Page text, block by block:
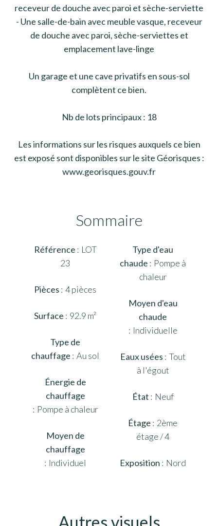
receveur de douche avec paroi et sèche-serviette
- Une salle-de-bain avec meuble vasque, receveur
de douche avec paroi, sèche-serviettes et
emplacement lave-linge
Un garage et une cave privatifs en sous-sol
complètent ce bien.
Nb de lots principaux : 18
Les informations sur les risques auxquels ce bien
est exposé sont disponibles sur le site Géorisques :
www.georisques.gouv.fr
Sommaire
Référence
LOT
23
Pièces 4 pièces
Surface 92.9 m²
Type de
chauffage Au sol
Énergie de
chauffage
Pompe à chaleur
Moyen de
chauffage
Individuel
Type d'eau
chaude
Pompe à
chaleur
Moyen d'eau
chaude
Individuelle
Eaux usées Tout
à l'égout
État Neuf
Étage
2ème
étage / 4
Exposition Nord
Autres visuels